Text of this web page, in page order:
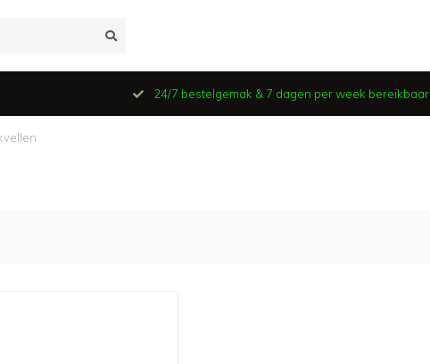
24/7 bestelgemak & 7 dagen per week bereikbaar